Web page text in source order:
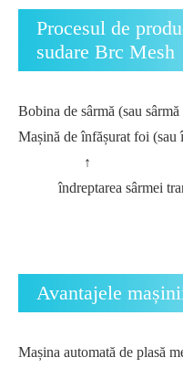
Procesul de
sudare Brc Mesh
Bobina de sârmă (sau
Mașină de înfășurat foi (sau
↑
îndreptarea sârmei
Avantajele
Mașina automată de plasă